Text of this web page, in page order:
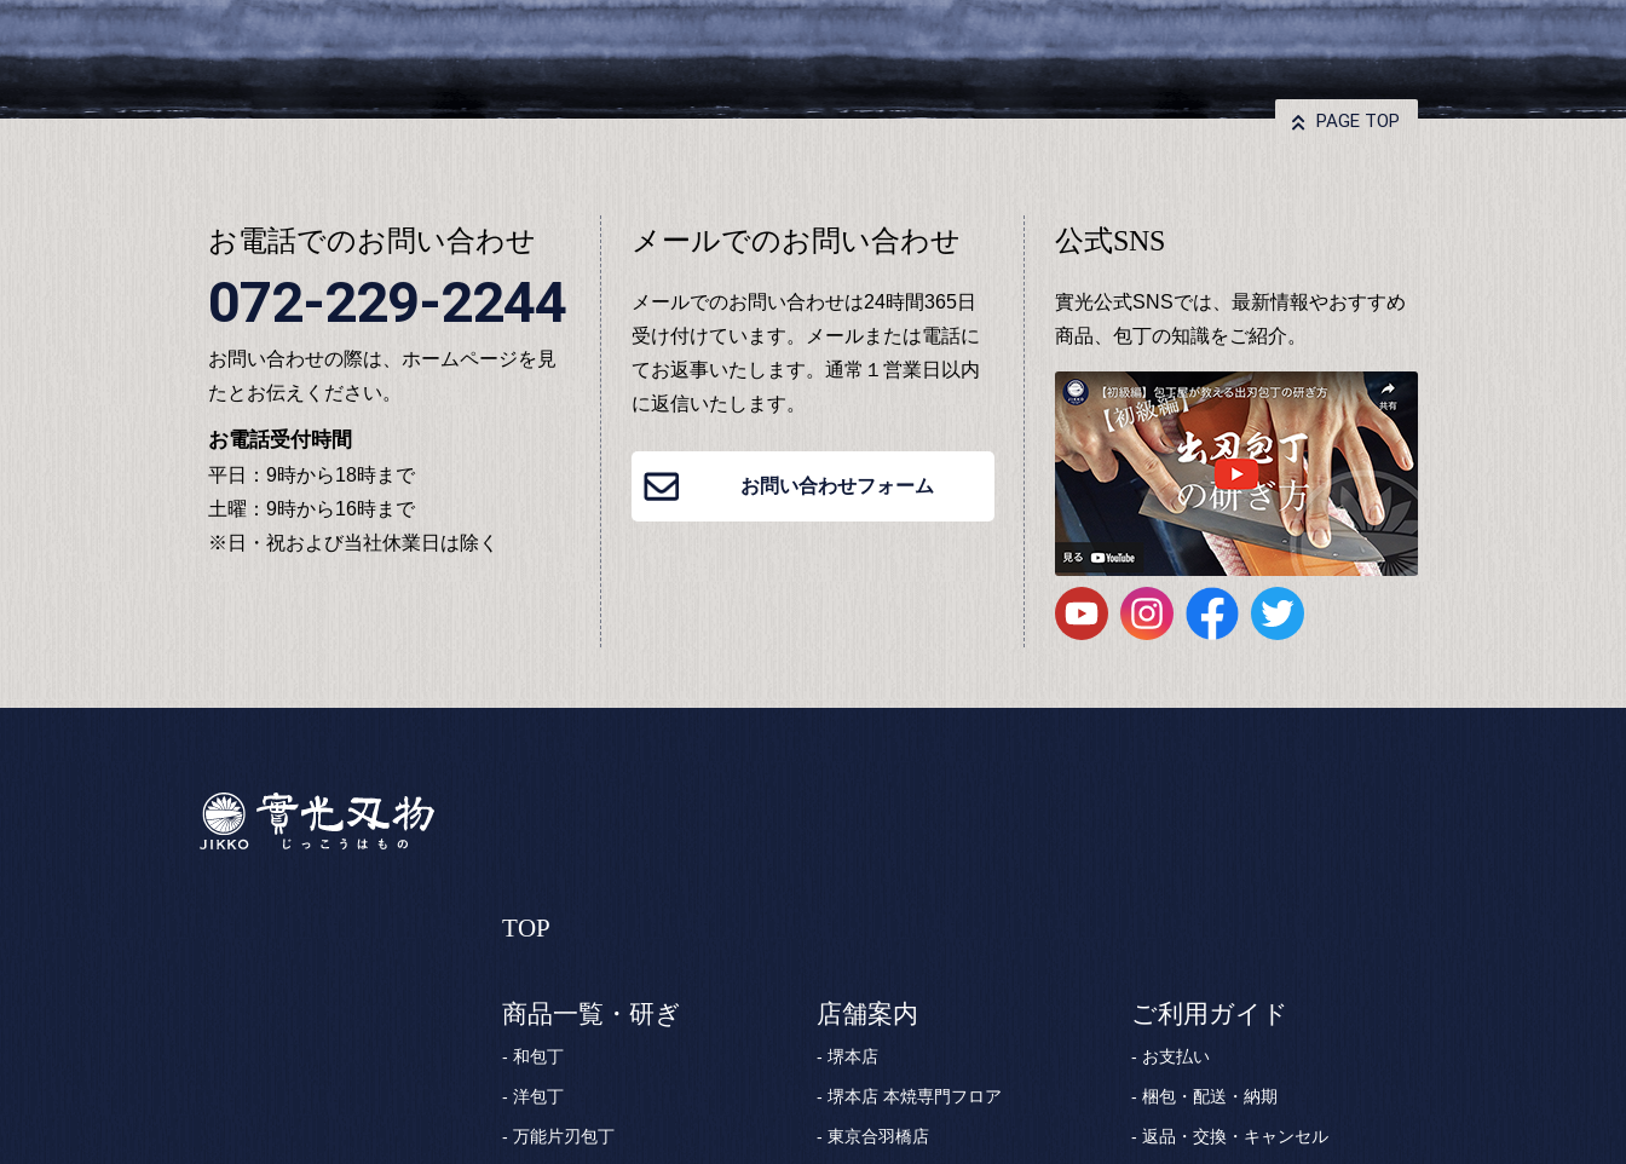
PAGE TOP
お電話でのお問い合わせ
072-229-2244
お問い合わせの際は、ホームページを見
たとお伝えください。
お電話受付時間
平日：9時から18時まで
土曜：9時から16時まで
※日・祝および当社休業日は除く
メールでのお問い合わせ
メールでのお問い合わせは24時間365日
受け付けています。メールまたは電話に
てお返事いたします。通常１営業日以内
に返信いたします。
お問い合わせフォーム
公式SNS
實光公式SNSでは、最新情報やおすすめ
商品、包丁の知識をご紹介。
TOP
商品一覧・研ぎ
和包丁
洋包丁
万能片刃包丁
店舗案内
堺本店
堺本店 本焼専門フロア
東京合羽橋店
ご利用ガイド
お支払い
梱包・配送・納期
返品・交換・キャンセル